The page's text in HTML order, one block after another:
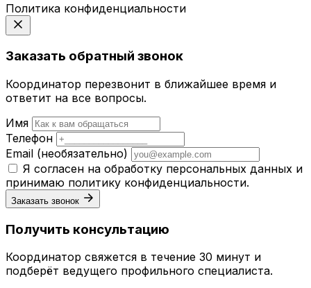
Политика конфиденциальности
Заказать обратный звонок
Координатор перезвонит в ближайшее время и
ответит на все вопросы.
Имя
Телефон
Email (необязательно)
Я согласен на обработку персональных данных и
принимаю политику конфиденциальности.
Заказать звонок
Получить консультацию
Координатор свяжется в течение 30 минут и
подберёт ведущего профильного специалиста.